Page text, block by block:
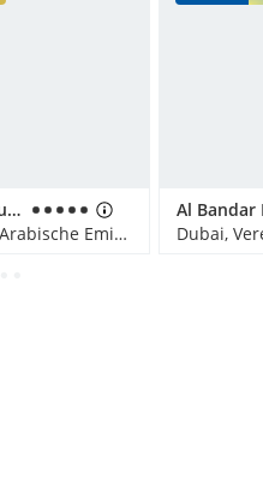
Rixos Premium Dubai JBR
Dubai, Vereinigte Arabische Emirate